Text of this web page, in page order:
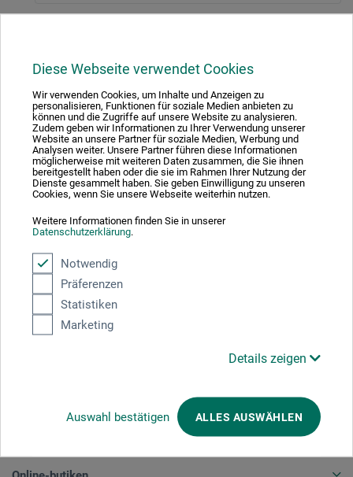
Diese Webseite verwendet Cookies
Wir verwenden Cookies, um Inhalte und Anzeigen zu
personalisieren, Funktionen für soziale Medien anbieten zu
können und die Zugriffe auf unsere Website zu analysieren.
Zudem geben wir Informationen zu Ihrer Verwendung unserer
Website an unsere Partner für soziale Medien, Werbung und
Analysen weiter. Unsere Partner führen diese Informationen
möglicherweise mit weiteren Daten zusammen, die Sie ihnen
bereitgestellt haben oder die sie im Rahmen Ihrer Nutzung der
Dienste gesammelt haben. Sie geben Einwilligung zu unseren
Cookies, wenn Sie unsere Webseite weiterhin nutzen.
Weitere Informationen finden Sie in unserer
Datenschutzerklärung.
Notwendig
Präferenzen
Statistiken
Marketing
Details zeigen
Auswahl bestätigen ALLES AUSWÄHLEN
Absolut säker
Välj betalningssätt
Produktkategorier